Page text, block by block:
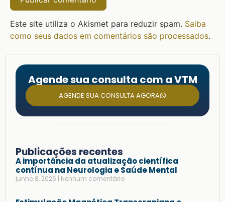
Este site utiliza o Akismet para reduzir spam. Saiba
como seus dados em comentários são processados.
Agende sua consulta com a VTM
AGENDE SUA CONSULTA AGORA
Publicações recentes
A importância da atualização científica
contínua na Neurologia e Saúde Mental
junho 8, 2026 Nenhum comentário